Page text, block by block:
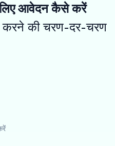
लिए आवेदन कैसे करें
करने की चरण-दर-चरण